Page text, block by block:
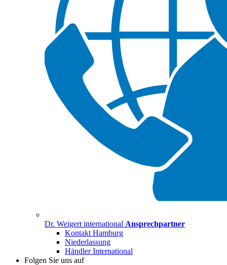
Dr. Weigert international Ansprechpartner
Kontakt Hamburg
Niederlassung
Händler International
Folgen Sie uns auf